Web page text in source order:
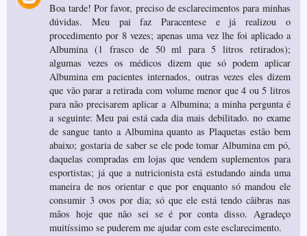
Boa tarde! Por favor, preciso de esclarecimentos para minhas
dúvidas. Meu pai faz Paracentese e já realizou o
procedimento por 8 vezes; apenas uma vez lhe foi aplicado a
Albumina (1 frasco de 50 ml para 5 litros retirados);
algumas vezes os médicos dizem que só podem aplicar
Albumina em pacientes internados, outras vezes eles dizem
que vão parar a retirada com volume menor que 4 ou 5 litros
para não precisarem aplicar a Albumina; a minha pergunta é
a seguinte: Meu pai está cada dia mais debilitado. no exame
de sangue tanto a Albumina quanto as Plaquetas estão bem
abaixo; gostaria de saber se ele pode tomar Albumina em pó,
daquelas compradas em lojas que vendem suplementos para
esportistas; já que a nutricionista está estudando ainda uma
maneira de nos orientar e que por enquanto só mandou ele
consumir 3 ovos por dia; só que ele está tendo câibras nas
mãos hoje que não sei se é por conta disso. Agradeço
muitíssimo se puderem me ajudar com este esclarecimento.